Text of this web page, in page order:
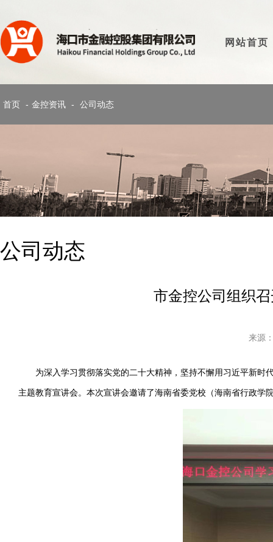
网站首页
首页 - 金控资讯 - 公司动态
公司动态
市金控公司组织
来源
为深入学习贯彻落实党的二十大精神，坚持不懈用习近平新时
主题教育宣讲会。本次宣讲会邀请了海南省委党校（海南省行政